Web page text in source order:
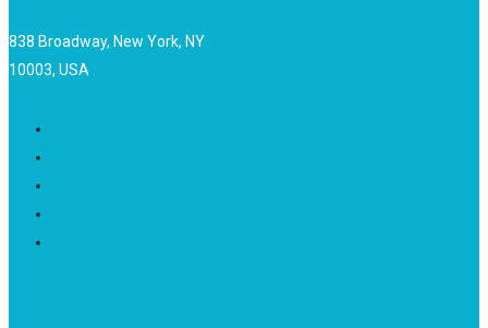
838 Broadway, New York, NY
10003, USA